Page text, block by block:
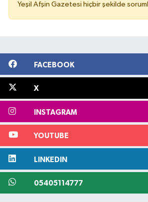
Yeşil Afşin Gazetesi hiçbir şekilde
FACEBOOK
X
INSTAGRAM
YOUTUBE
LINKEDIN
05405114777